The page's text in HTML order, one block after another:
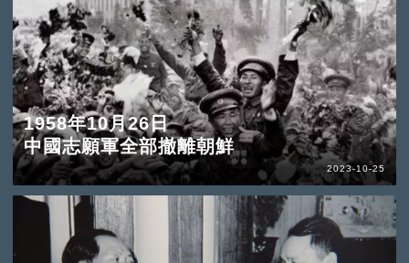
1958年10月26日
中國志願軍全部撤離朝鮮
2023-10-25